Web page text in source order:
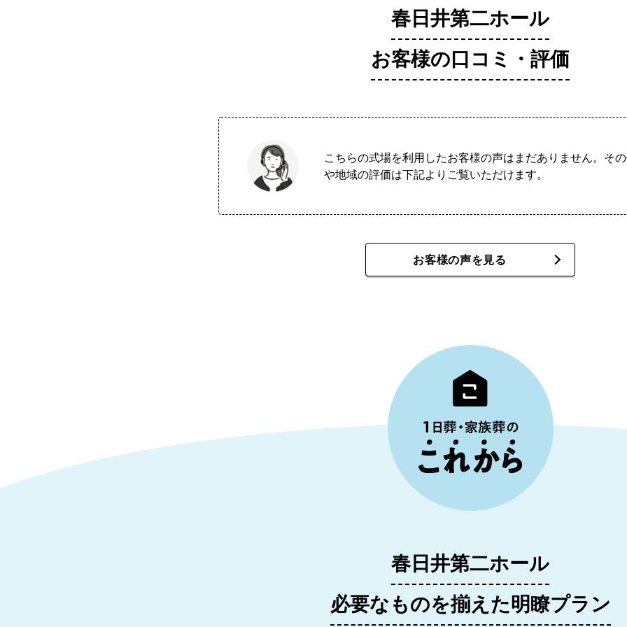
春日井第二ホール
お客様の口コミ・評価
こちらの式場を利用したお客様の声はまだありません。そ
や地域の評価は下記よりご覧いただけます。
お客様の声を見る
春日井第二ホール
必要なものを揃えた明瞭プラン